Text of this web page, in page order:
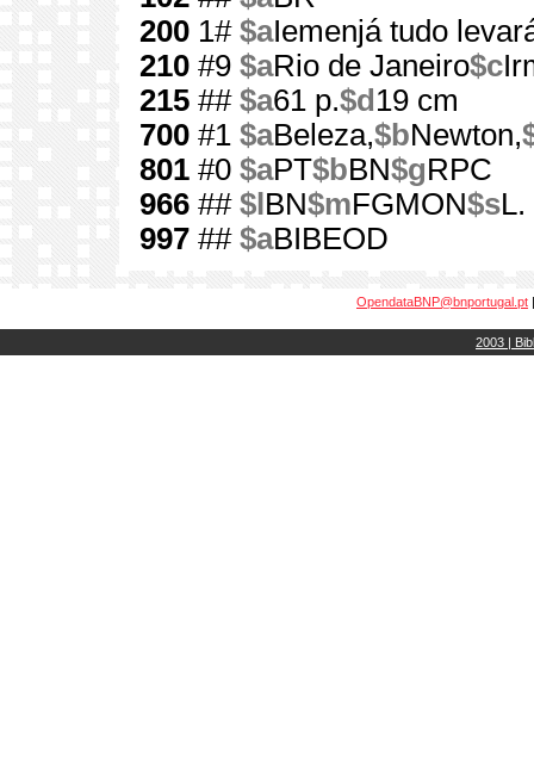
200 1# $aIemenjá tudo
210 #9 $aRio de Janeiro$c
215 ## $a61 p.$d 19 cm
700 #1 $aBeleza,$bNewton,
801 #0 $aPT$bBN$gRPC
966 ## $l BN$mFGMON$sL.
997 ## $aBIBEOD
OpendataBNP@bnportugal.pt
2003 |